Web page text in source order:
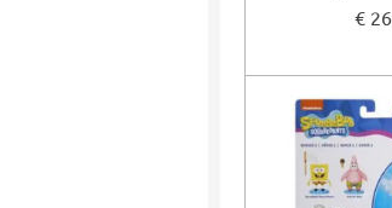
€